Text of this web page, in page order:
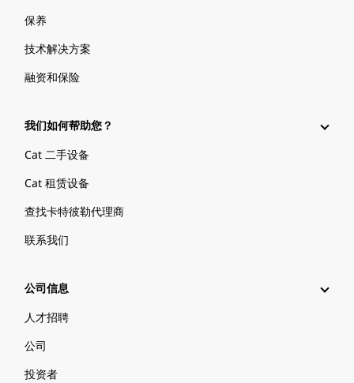
保养
技术解决方案
融资和保险
我们如何帮助您？
Cat 二手设备
Cat 租赁设备
查找卡特彼勒代理商
联系我们
公司信息
人才招聘
公司
投资者